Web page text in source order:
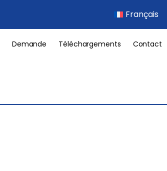
Français
Demande Téléchargements Contact